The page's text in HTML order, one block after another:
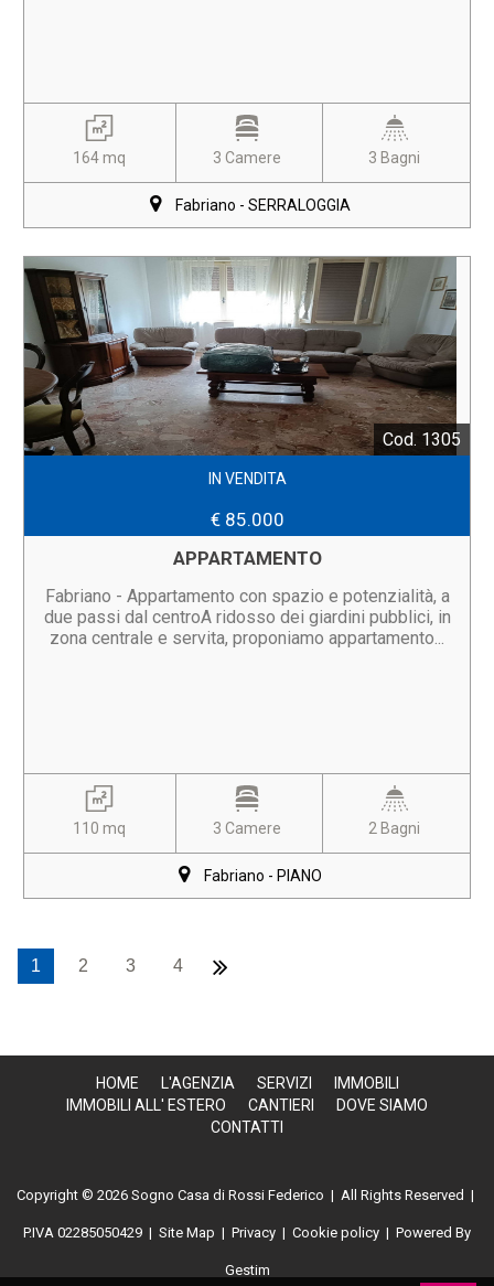
164 mq 3 Camere 3 Bagni
Fabriano - SERRALOGGIA
Cod. 1305
IN VENDITA
€ 85.000
APPARTAMENTO
Fabriano - Appartamento con spazio e potenzialità, a
due passi dal centroA ridosso dei giardini pubblici, in
zona centrale e servita, proponiamo appartamento...
110 mq 3 Camere 2 Bagni
Fabriano - PIANO
1 2 3 4
HOME L'AGENZIA SERVIZI
IMMOBILI
IMMOBILI ALL' ESTERO
CANTIERI
DOVE SIAMO
CONTATTI
Copyright © 2026 Sogno Casa di Rossi Federico | All Rights Reserved |
P.IVA 02285050429 | Site Map | Privacy | Cookie policy | Powered By
Gestim